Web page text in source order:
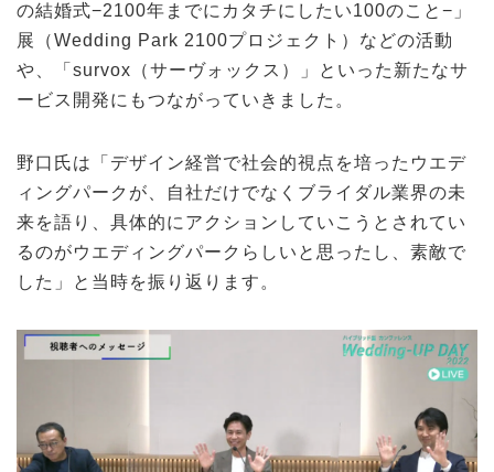
の結婚式−2100年までにカタチにしたい100のこと−」
展（Wedding Park 2100プロジェクト）などの活動
や、「survox（サーヴォックス）」といった新たなサ
ービス開発にもつながっていきました。
野口氏は「デザイン経営で社会的視点を培ったウエデ
ィングパークが、自社だけでなくブライダル業界の未
来を語り、具体的にアクションしていこうとされてい
るのがウエディングパークらしいと思ったし、素敵で
した」と当時を振り返ります。